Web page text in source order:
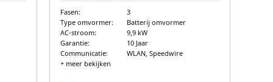
Fasen:
3
Type omvormer:
Batterij omvormer
AC-stroom:
9,9 kW
Garantie:
10 Jaar
Communicatie:
WLAN, Speedwire
+ meer bekijken